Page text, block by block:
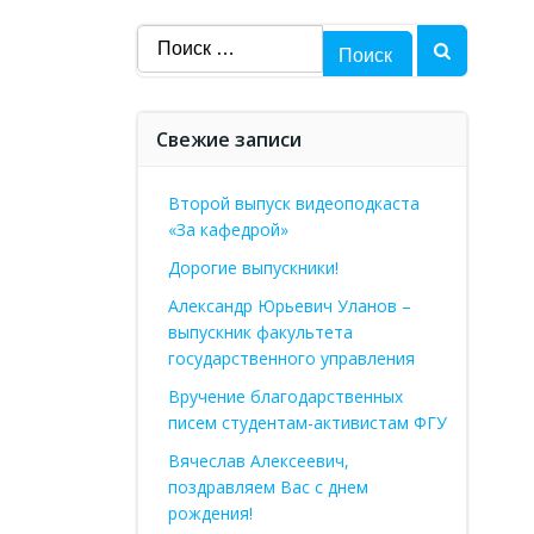
Найти:
Свежие записи
Второй выпуск видеоподкаста
«За кафедрой»
Дорогие выпускники!
Александр Юрьевич Уланов –
выпускник факультета
государственного управления
Вручение благодарственных
писем студентам-активистам ФГУ
Вячеслав Алексеевич,
поздравляем Вас с днем
рождения!